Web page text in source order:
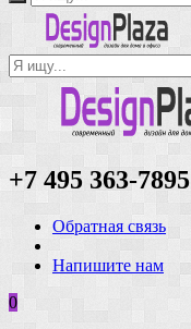
+7 495 363-7895
Обратная связь
Напишите нам
0